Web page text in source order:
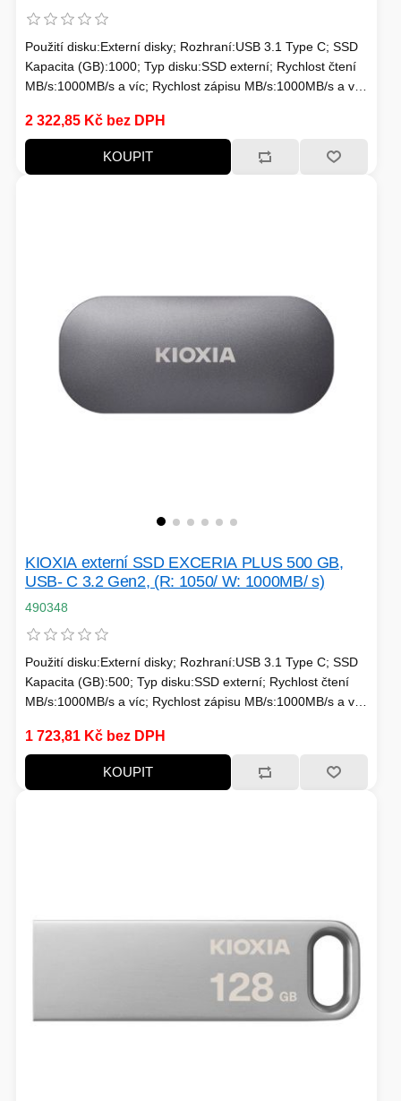
Použití disku:Externí disky; Rozhraní:USB 3.1 Type C; SSD
Kapacita (GB):1000; Typ disku:SSD externí; Rychlost čtení
MB/s:1000MB/s a víc; Rychlost zápisu MB/s:1000MB/s a víc;
2 322,85 Kč bez DPH
KOUPIT
KIOXIA externí SSD EXCERIA PLUS 500 GB,
USB- C 3.2 Gen2, (R: 1050/ W: 1000MB/ s)
490348
Použití disku:Externí disky; Rozhraní:USB 3.1 Type C; SSD
Kapacita (GB):500; Typ disku:SSD externí; Rychlost čtení
MB/s:1000MB/s a víc; Rychlost zápisu MB/s:1000MB/s a víc;
1 723,81 Kč bez DPH
KOUPIT